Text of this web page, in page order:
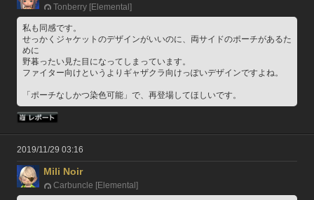
Tonberry [Elemental]
私も同感です。
せっかくジャケットのデザインがいいのに、両サイドのポーチがあるた
めに
野暮ったい見た目になってしまっています。
ファイター向けというよりギャザクラ向けっぽいデザインですよね。
「ポーチなしかつ染色可能」で、再登場してほしいです。
2019/11/29 03:16
Mili Noir
Carbuncle [Elemental]